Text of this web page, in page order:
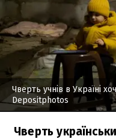
Чверть учнів в Україні
Depositphotos
Чверть